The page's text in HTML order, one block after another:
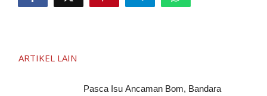
ARTIKEL LAIN
Pasca Isu Ancaman Bom, Bandara